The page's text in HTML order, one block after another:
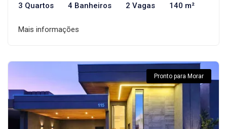
3 Quartos 4 Banheiros 2 Vagas 140 m²
Mais informações
Pronto para Morar